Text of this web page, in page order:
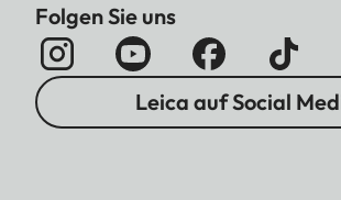
Folgen Sie uns
Leica auf Social